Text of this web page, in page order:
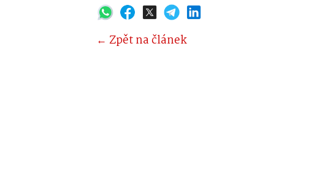
← Zpět na článek